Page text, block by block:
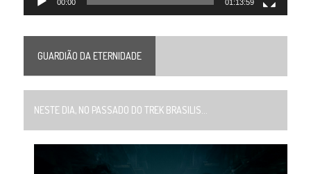
00:00 01:13:59
GUARDIÃO DA ETERNIDADE
NESTE DIA, NO PASSADO DO TREK BRASILIS...